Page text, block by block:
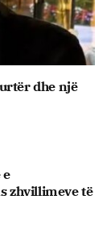
dhe një
e
zhvillimeve të